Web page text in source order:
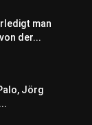
man
der...
Jörg